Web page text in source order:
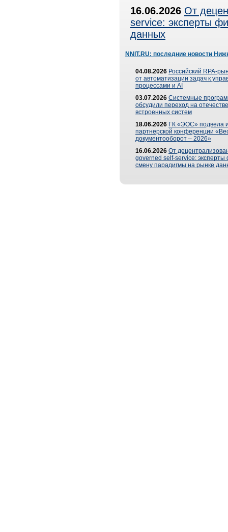
16.06.2026 От
service: эксперты
данных
NNIT.RU: последние новости
04.08.2026 Российский RPA-
от автоматизации задач к
процессами и AI
03.07.2026 Системные
обсудили переход на
встроенных систем
18.06.2026 ГК «ЭОС» подвела
партнерской конференции
документооборот – 2026»
16.06.2026 От
governed self-service: эксперты
смену парадигмы на рынке